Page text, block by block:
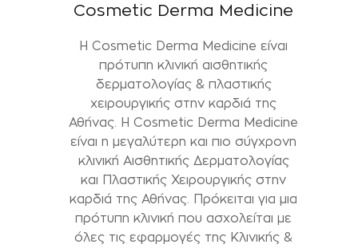
Cosmetic Derma Medicine
Η Cosmetic Derma Medicine είναι
πρότυπη κλινική αισθητικής
δερματολογίας & πλαστικής
χειρουργικής στην καρδιά της
Αθήνας. H Cosmetic Derma Medicine
είναι η μεγαλύτερη και πιο σύγχρονη
κλινική Αισθητικής Δερματολογίας
και Πλαστικής Χειρουργικής στην
καρδιά της Αθήνας. Πρόκειται για μια
πρότυπη κλινική που ασχολείται με
όλες τις εφαρμογές της Κλινικής &